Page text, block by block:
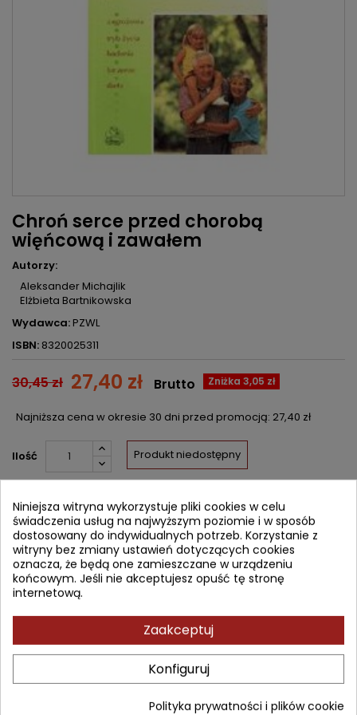
Chroń serce przed chorobą
więńcową i zawałem
Autorzy:
Aleksander Michajlik
Elżbieta Bartnikowska
Wydawca:PZWL
ISBN: 8320025311
30,45 zł 27,40 zł Zniżka 3,05 zł
Brutto
Najniższa cena w okresie 30 dni przed promocją: 27,40 zł
Ilość Produkt niedostępny
Udostępnij
Powiadom mnie o dostępności
Wprowadź swój adres email, aby otrzymać powiadomienie o
dostępności tej książki
SZCZEGÓŁY PRODUKTU
Poradnik Chroń serce przedstawia czynniki ryzyka choroby
Niniejsza witryna wykorzystuje pliki cookies w celu
świadczenia usług na najwyższym poziomie i w sposób
dostosowany do indywidualnych potrzeb. Korzystanie z
witryny bez zmiany ustawień dotyczących cookies
oznacza, że będą one zamieszczane w urządzeniu
końcowym. Jeśli nie akceptujesz opuść tę stronę
internetową.
Zaakceptuj
Konfiguruj
Polityka prywatności i plików cookie